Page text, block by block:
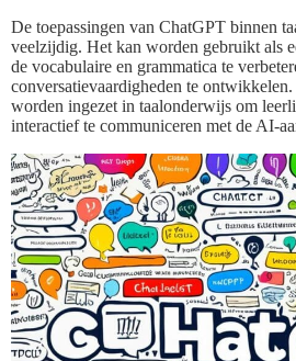
De toepassingen van ChatGPT binnen
veelzijdig. Het kan worden gebruikt als
de vocabulaire en grammatica te
conversatievaardigheden te
worden ingezet in taalonderwijs om
interactief te communiceren met de AI-